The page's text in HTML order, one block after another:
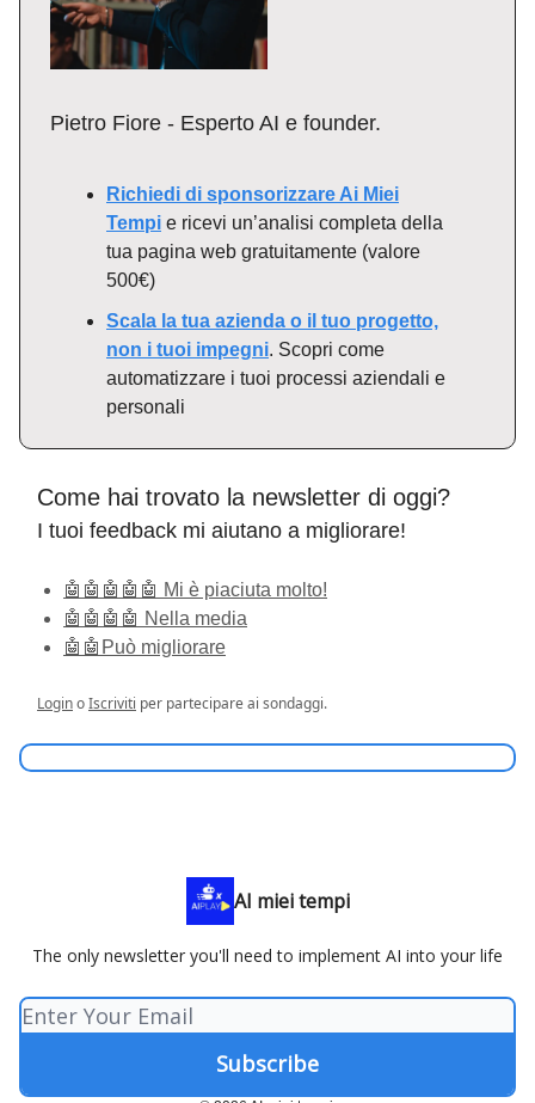
Pietro Fiore - Esperto AI e founder.
Richiedi di sponsorizzare Ai Miei
Tempi e ricevi un’analisi completa della
tua pagina web gratuitamente (valore
500€)
Scala la tua azienda o il tuo progetto,
non i tuoi impegni. Scopri come
automatizzare i tuoi processi aziendali e
personali
Come hai trovato la newsletter di oggi?
I tuoi feedback mi aiutano a migliorare!
🤖🤖🤖🤖🤖 Mi è piaciuta molto!
🤖🤖🤖🤖 Nella media
🤖🤖Può migliorare
LoginoIscriviti per partecipare ai sondaggi.
AI miei tempi
The only newsletter you'll need to implement AI into your life